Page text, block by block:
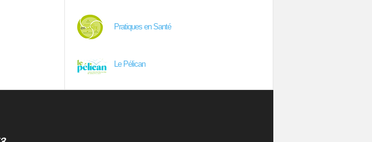
Pratiques en Santé
Le Pélican